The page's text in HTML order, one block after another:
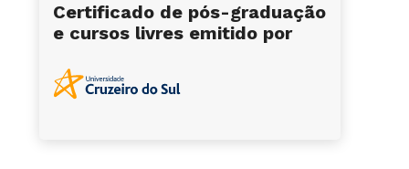
Certificado de pós-graduação
e cursos livres emitido por